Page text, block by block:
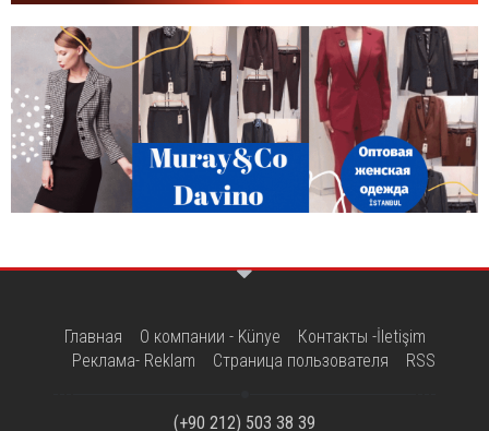
Главная О компании - Künye
Контакты -İletişim
Реклама- Reklam
Страница пользователя RSS
(+90 212) 503 38 39